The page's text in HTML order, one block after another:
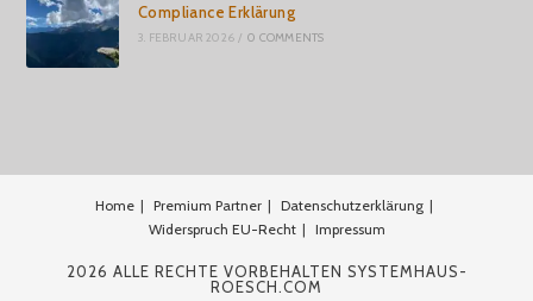
Compliance Erklärung
3. FEBRUAR 2026 / 0 COMMENTS
Home Premium Partner
Datenschutzerklärung
Widerspruch EU-Recht
Impressum
2026 ALLE RECHTE VORBEHALTEN SYSTEMHAUS-
ROESCH.COM